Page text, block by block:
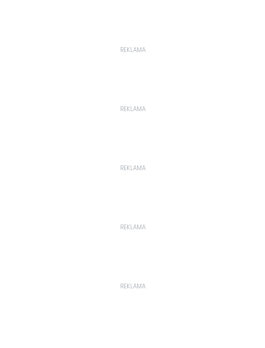
REKLAMA
REKLAMA
REKLAMA
REKLAMA
REKLAMA